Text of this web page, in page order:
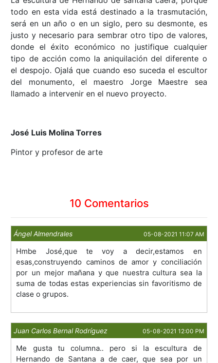
todo en esta vida está destinado a la trasmutación,
será en un año o en un siglo, pero su desmonte, es
justo y necesario para sembrar otro tipo de valores,
donde el éxito económico no justifique cualquier
tipo de acción como la aniquilación del diferente o
el despojo. Ojalá que cuando eso suceda el escultor
del monumento, el maestro Jorge Maestre sea
llamado a intervenir en el nuevo proyecto.
José Luis Molina Torres
Pintor y profesor de arte
10 Comentarios
Ángel Almendrales 05-08-2021 11:07 AM
Hmbe José,que te voy a decir,estamos en
esas,construyendo caminos de amor y conciliación
por un mejor mañana y que nuestra cultura sea la
suma de todas estas experiencias sin favoritismo de
clase o grupos.
Juan Carlos Bernal Rodríguez 05-08-2021 12:00 PM
Me gusta tu columna.. pero si la escultura de
Hernando de Santana a de caer, que sea por un